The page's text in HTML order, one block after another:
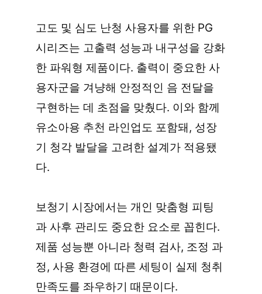
고도 및 심도 난청 사용자를 위한 PG
시리즈는 고출력 성능과 내구성을 강화
한 파워형 제품이다. 출력이 중요한 사
용자군을 겨냥해 안정적인 음 전달을
구현하는 데 초점을 맞췄다. 이와 함께
유소아용 추천 라인업도 포함돼, 성장
기 청각 발달을 고려한 설계가 적용됐
다.
보청기 시장에서는 개인 맞춤형 피팅
과 사후 관리도 중요한 요소로 꼽힌다.
제품 성능뿐 아니라 청력 검사, 조정 과
정, 사용 환경에 따른 세팅이 실제 청취
만족도를 좌우하기 때문이다.